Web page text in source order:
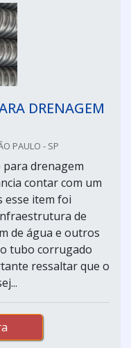
DRENAGEM
PAULO - SP
drenagem
contar com um
esse item foi
de
de água e outros
tubo corrugado
ressaltar que o